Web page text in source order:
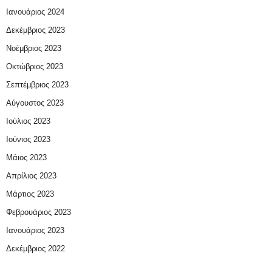
Ιανουάριος 2024
Δεκέμβριος 2023
Νοέμβριος 2023
Οκτώβριος 2023
Σεπτέμβριος 2023
Αύγουστος 2023
Ιούλιος 2023
Ιούνιος 2023
Μάιος 2023
Απρίλιος 2023
Μάρτιος 2023
Φεβρουάριος 2023
Ιανουάριος 2023
Δεκέμβριος 2022